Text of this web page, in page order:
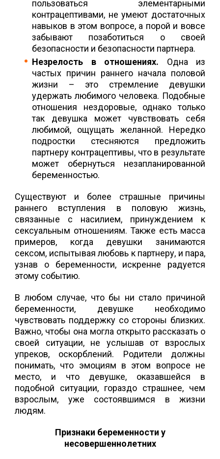
пользоваться элементарными
контрацептивами, не умеют достаточных
навыков в этом вопросе, а порой и вовсе
забывают позаботиться о своей
безопасности и безопасности партнера.
Незрелость в отношениях. Одна из
частых причин раннего начала половой
жизни – это стремление девушки
удержать любимого человека. Подобные
отношения нездоровые, однако только
так девушка может чувствовать себя
любимой, ощущать желанной. Нередко
подростки стесняются предложить
партнеру контрацептивы, что в результате
может обернуться незапланированной
беременностью.
Существуют и более страшные причины
раннего вступления в половую жизнь,
связанные с насилием, принуждением к
сексуальным отношениям. Также есть масса
примеров, когда девушки занимаются
сексом, испытывая любовь к партнеру, и пара,
узнав о беременности, искренне радуется
этому событию.
В любом случае, что бы ни стало причиной
беременности, девушке необходимо
чувствовать поддержку со стороны близких.
Важно, чтобы она могла открыто рассказать о
своей ситуации, не услышав от взрослых
упреков, оскорблений. Родители должны
понимать, что эмоциям в этом вопросе не
место, и что девушке, оказавшейся в
подобной ситуации, гораздо страшнее, чем
взрослым, уже состоявшимся в жизни
людям.
Признаки беременности у
несовершеннолетних